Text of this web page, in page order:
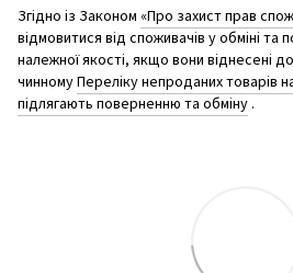
Згідно із Законом «Про захист прав
відмовитися від споживачів у обміні та
належної якості, якщо вони віднесені
чинномуПереліку непроданих товарів
підлягають поверненню та обміну .